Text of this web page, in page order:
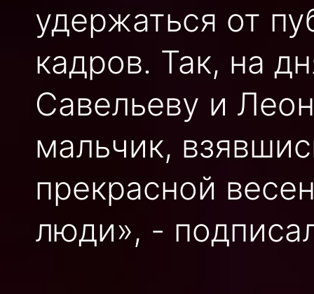
удержаться от
кадров. Так, на
Савельеву и
мальчик,
прекрасной
люди», -